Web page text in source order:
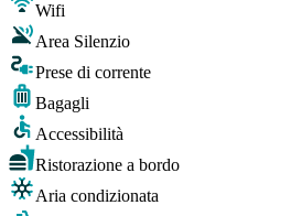
Wifi
Area Silenzio
Prese di corrente
Bagagli
Accessibilità
Ristorazione a bordo
Aria condizionata